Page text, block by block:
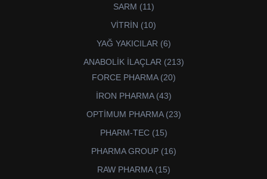
SARM 1111
VİTRİN 1010
YAĞ YAKICILAR 66
ANABOLİK İLAÇLAR 213213
FORCE PHARMA 2020
İRON PHARMA 4343
OPTİMUM PHARMA 2323
PHARM-TEC 1515
PHARMA GROUP 1616
RAW PHARMA 1515